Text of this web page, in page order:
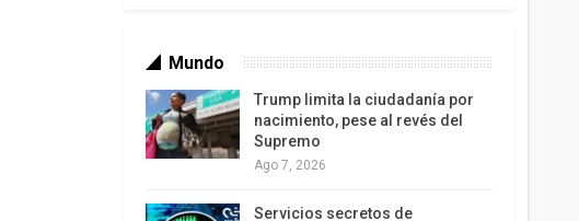
Mundo
Trump limita la ciudadanía por
nacimiento, pese al revés del
Supremo
Ago 7, 2026
Servicios secretos de